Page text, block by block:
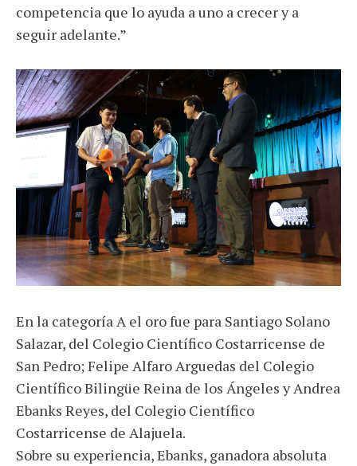
competencia que lo ayuda a uno a crecer y a
seguir adelante.”
En la categoría A el oro fue para Santiago Solano
Salazar, del Colegio Científico Costarricense de
San Pedro; Felipe Alfaro Arguedas del Colegio
Científico Bilingüe Reina de los Ángeles y Andrea
Ebanks Reyes, del Colegio Científico
Costarricense de Alajuela.
Sobre su experiencia, Ebanks, ganadora absoluta